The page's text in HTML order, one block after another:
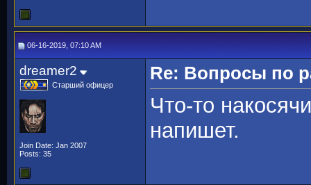
06-16-2019, 07:10 AM
dreamer2
Старший офицер
Join Date: Jan 2007
Posts: 35
Re: Вопросы по
Что-то
напишет.